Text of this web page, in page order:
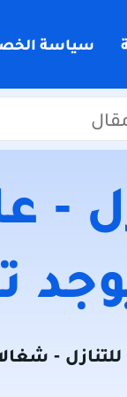
سياسة
-
-